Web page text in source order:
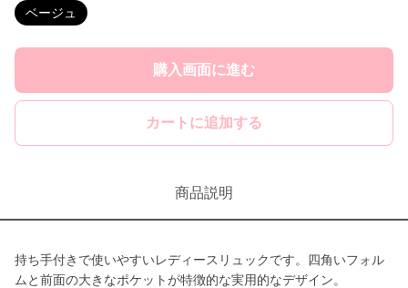
ベージュ
購入画面に進む
カートに追加する
商品説明
持ち手付きで使いやすいレディースリュックです。四角いフォル
ムと前面の大きなポケットが特徴的な実用的なデザイン。